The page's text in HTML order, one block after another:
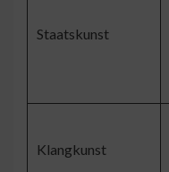
Staatskunst
Klangkunst